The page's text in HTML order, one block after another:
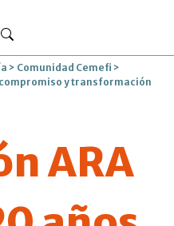
> Comunidad Cemefi >
compromiso y transformación
ARA